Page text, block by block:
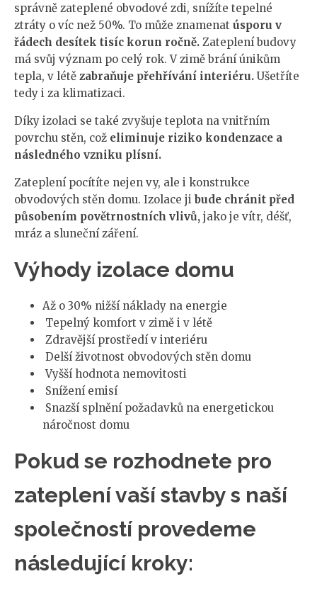
správně zateplené obvodové zdi, snížíte tepelné
ztráty o víc než 50%. To může znamenat úsporu v
řádech desítek tisíc korun ročně. Zateplení budovy
má svůj význam po celý rok. V zimě brání únikům
tepla, v létě zabraňuje přehřívání interiéru. Ušetříte
tedy i za klimatizaci.
Díky izolaci se také zvyšuje teplota na vnitřním
povrchu stěn, což eliminuje riziko kondenzace a
následného vzniku plísní.
Zateplení pocítíte nejen vy, ale i konstrukce
obvodových stěn domu. Izolace ji bude chránit před
působením povětrnostních vlivů, jako je vítr, déšť,
mráz a sluneční záření.
Výhody izolace domu
Až o 30% nižší náklady na energie
Tepelný komfort v zimě i v létě
Zdravější prostředí v interiéru
Delší životnost obvodových stěn domu
Vyšší hodnota nemovitosti
Snížení emisí
Snazší splnění požadavků na energetickou
náročnost domu
Pokud se rozhodnete pro
zateplení vaší stavby s naší
společností provedeme
následující kroky: